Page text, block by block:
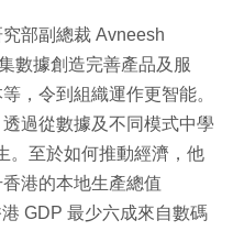
部副總裁 Avneesh
數據創造完善產品及服
，令到組織運作更智能。
過從數據及不同模式中學
。至於如何推動經濟，他
港的本地生產總值
GDP 最少六成來自數碼